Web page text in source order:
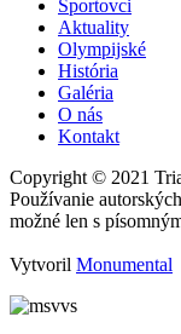
Športovci
Aktuality
Olympijské
História
Galéria
O nás
Kontakt
Copyright © 2021
Používanie
možné len s
Vytvoril Monumental